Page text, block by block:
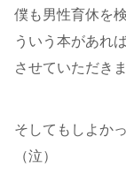
僕も男性育休を
ういう本があれ
させていただきま
そしてもしよか
（泣）